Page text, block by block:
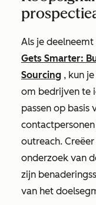
Als je
Gets Smarter:
Sourcing , kun
om bedrijven te
passen op basis
outreach.
onderzoek van
zijn
van het